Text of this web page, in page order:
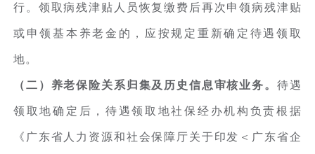
行。领取病残津贴人员恢复缴费后再次申领病残津贴
或申领基本养老金的，应按规定重新确定待遇领取
地。
（二）养老保险关系归集及历史信息审核业务。 待遇
领取地确定后，待遇领取地社保经办机构负责根据
《广东省人力资源和社会保障厅关于印发＜广东省企